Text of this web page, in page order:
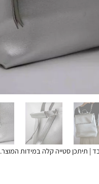
| תיתכן סטייה קלה במידות המוצר.